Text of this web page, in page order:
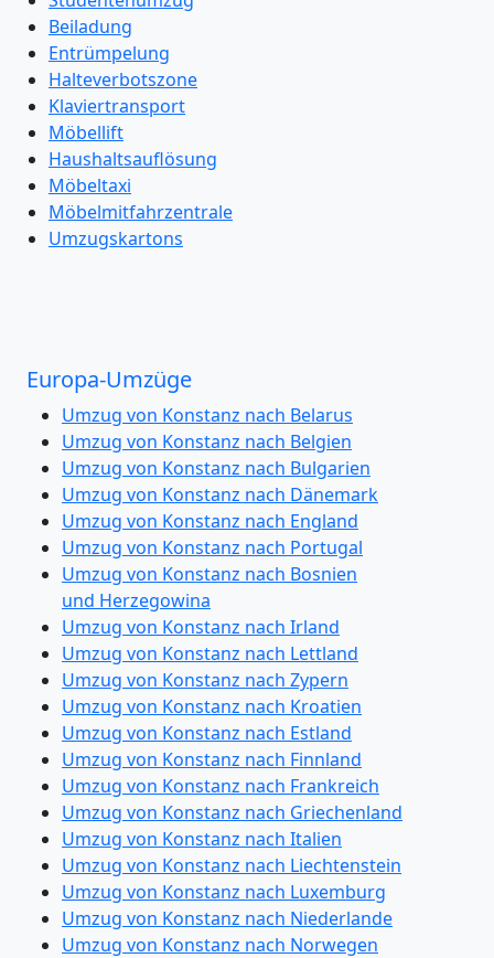
Beiladung
Entrümpelung
Halteverbotszone
Klaviertransport
Möbellift
Haushaltsauflösung
Möbeltaxi
Möbelmitfahrzentrale
Umzugskartons
Europa-Umzüge
Umzug von Konstanz nach Belarus
Umzug von Konstanz nach Belgien
Umzug von Konstanz nach Bulgarien
Umzug von Konstanz nach Dänemark
Umzug von Konstanz nach England
Umzug von Konstanz nach Portugal
Umzug von Konstanz nach Bosnien
und Herzegowina
Umzug von Konstanz nach Irland
Umzug von Konstanz nach Lettland
Umzug von Konstanz nach Zypern
Umzug von Konstanz nach Kroatien
Umzug von Konstanz nach Estland
Umzug von Konstanz nach Finnland
Umzug von Konstanz nach Frankreich
Umzug von Konstanz nach Griechenland
Umzug von Konstanz nach Italien
Umzug von Konstanz nach Liechtenstein
Umzug von Konstanz nach Luxemburg
Umzug von Konstanz nach Niederlande
Umzug von Konstanz nach Norwegen